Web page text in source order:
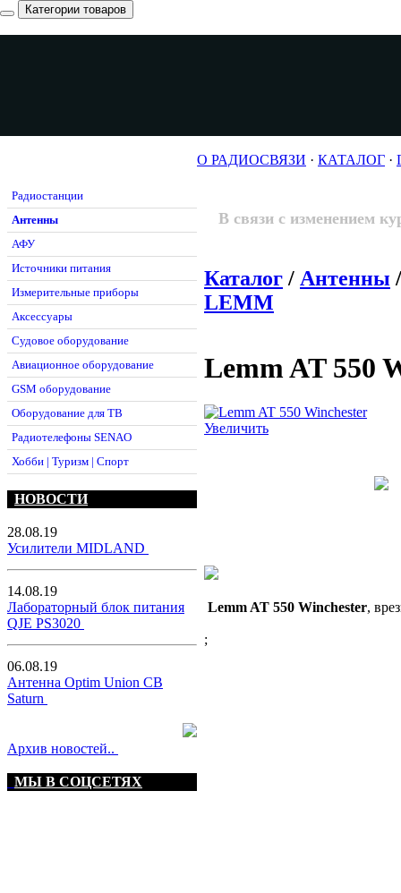
Категории товаров
Радиостанции
Антенны
АФУ
Источники питания
Измерительные приборы
Аксессуары
Судовое оборудование
Авиационное оборудование
GSM оборудование
Оборудование для ТВ
Радиотелефоны SENAO
Хобби | Туризм | Спорт
НОВОСТИ
28.08.19
Усилители MIDLAND
14.08.19
Лабораторный блок питания
QJE PS3020
06.08.19
Антенна Optim Union CB
Saturn
Архив новостей..
МЫ В СОЦСЕТЯХ
О РАДИОСВЯЗИ · КАТАЛОГ ·
В связи с изменением
Каталог / Антенны
LEMM
Lemm AT 550
Увеличить
Lemm AT 550 Winchester,
;